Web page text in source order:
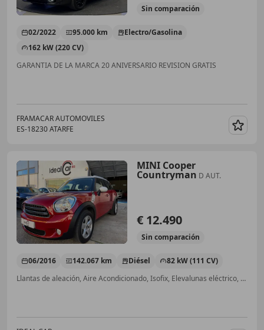
Sin comparación
02/2022 95.000 km
Electro/Gasolina
162 kW (220 CV)
GARANTIA DE LA MARCA 20 ANIVERSARIO REVISION GRATIS
FRAMACAR AUTOMOVILES
ES-18230 ATARFE
MINI Cooper
Countryman D AUT.
€ 12.490
Sin comparación
06/2016 142.067 km Diésel
82 kW (111 CV)
Llantas de aleación, Aire Acondicionado, Isofix, Elevalunas eléctrico, Baca, Cierre centralizado, ABS, Dirección asistida